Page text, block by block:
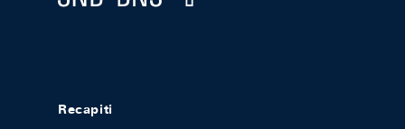
Recapiti